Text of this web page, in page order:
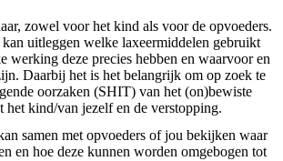
zowel voor het kind als voor de opvoeders.
uitleggen welke laxeermiddelen gebruikt
werking deze precies hebben en waarvoor en
Daarbij het is het belangrijk om op zoek te
oorzaken (SHIT) van het (on)bewiste
het kind/van jezelf en de verstopping.
samen met opvoeders of jou bekijken waar
en hoe deze kunnen worden omgebogen tot